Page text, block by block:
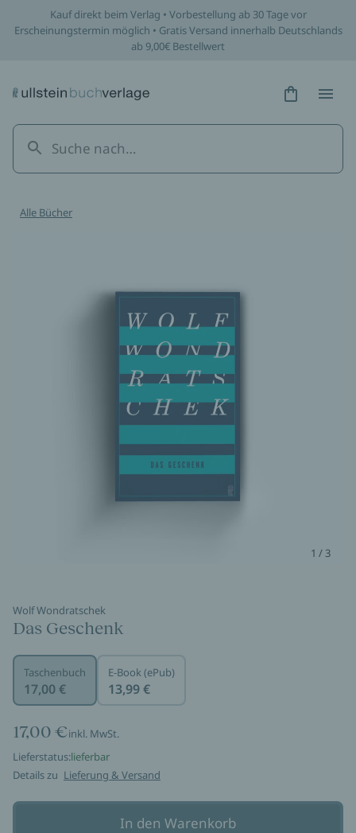
Kauf direkt beim Verlag • Vorbestellung ab 30 Tage vor
Erscheinungstermin möglich • Gratis Versand innerhalb Deutschlands
ab 9,00€ Bestellwert
Hidden
Alle Bücher
1 / 3
Wolf Wondratschek
Das Geschenk
Taschenbuch
17,00 €
E-Book (ePub)
13,99 €
17,00 €inkl. MwSt.
Lieferstatus:lieferbar
Details zu Lieferung & Versand
In den Warenkorb